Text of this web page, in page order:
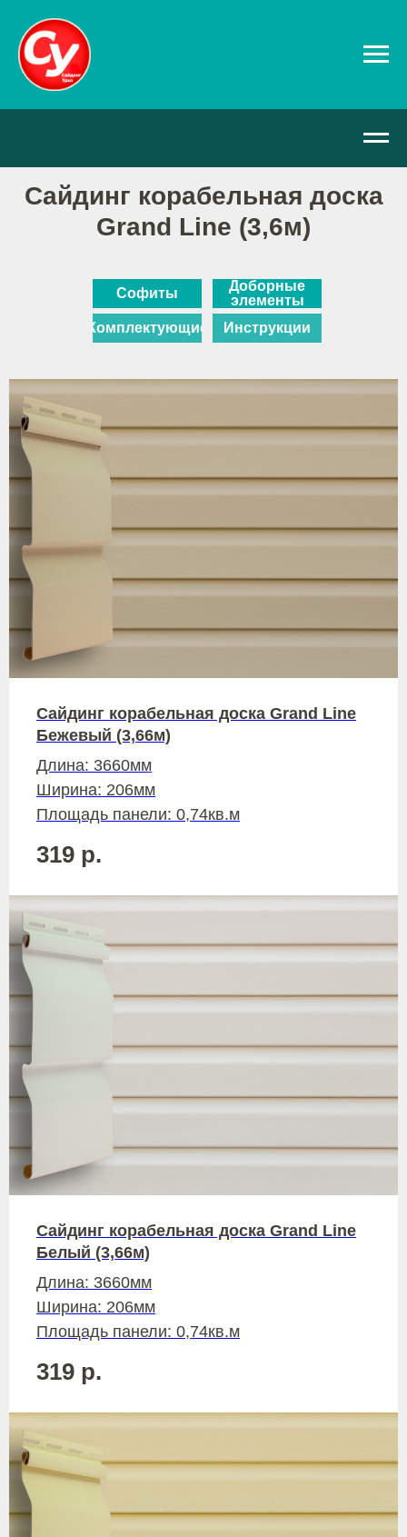
Сайдинг корабельная доска
Grand Line (3,6м)
Софиты
Доборные
элементы
Комплектующие
Инструкции
Сайдинг корабельная доска Grand Line
Бежевый (3,66м)
Длина: 3660мм
Ширина: 206мм
Площадь панели: 0,74кв.м
319 р.
Сайдинг корабельная доска Grand Line
Белый (3,66м)
Длина: 3660мм
Ширина: 206мм
Площадь панели: 0,74кв.м
319 р.